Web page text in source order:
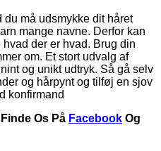
må udsmykke dit håret
mange navne. Derfor kan
der er hvad. Brug din
om. Et stort udvalg af
og unikt udtryk. Så gå selv
og hårpynt og tilføj en sjov
konfirmand
Os På Facebook Og